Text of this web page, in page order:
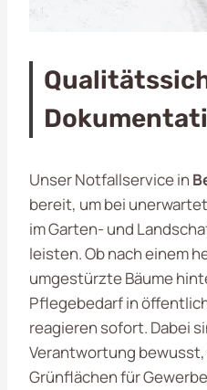
Unser Notfallservice in
bereit, um bei
im Garten- und
leisten. Ob nach einem
umgestürzte Bäume
Pflegebedarf in
reagieren sofort. Dabei
Verantwortung
Grünflächen für